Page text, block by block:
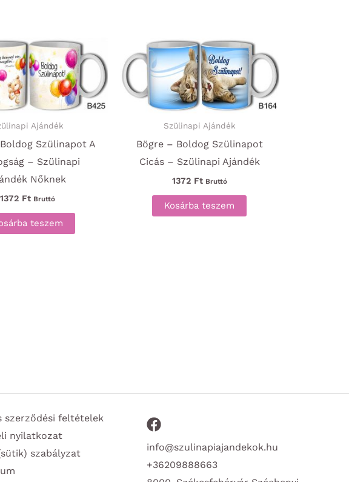
Ajándék
Szülinapot A
– Szülinapi
Nőknek
1372 Ft Bruttó
teszem
Szülinapi Ajándék
Bögre – Boldog Szülinapot
Cicás – Szülinapi Ajándék
1372 Ft Bruttó
Kosárba teszem
szerződési feltételek
nyilatkozat
szabályzat
info@szulinapiajandekok.hu
+36209888663